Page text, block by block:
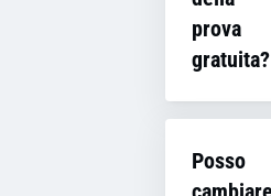
le
premium,
14 giorni.
versione
include un
prova
gratuita?
periodo
Posso